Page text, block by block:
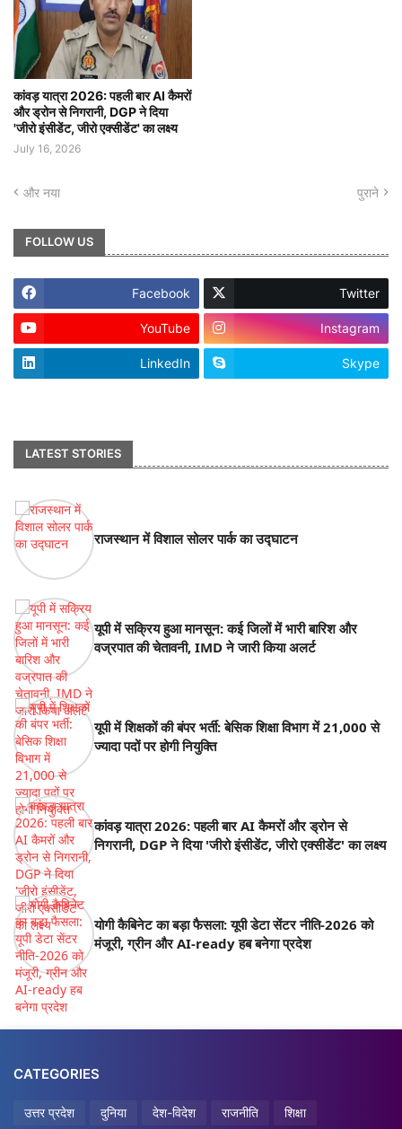
कांवड़ यात्रा 2026: पहली बार AI कैमरों
और ड्रोन से निगरानी, DGP ने दिया
'जीरो इंसीडेंट, जीरो एक्सीडेंट' का लक्ष्य
July 16, 2026
और नया पुराने
FOLLOW US
Facebook Twitter
YouTube Instagram
LinkedIn Skype
LATEST STORIES
राजस्थान में विशाल सोलर पार्क का उद्घाटन
यूपी में सक्रिय हुआ मानसून: कई जिलों में भारी बारिश और
वज्रपात की चेतावनी, IMD ने जारी किया अलर्ट
यूपी में शिक्षकों की बंपर भर्ती: बेसिक शिक्षा विभाग में 21,000 से
ज्यादा पदों पर होगी नियुक्ति
कांवड़ यात्रा 2026: पहली बार AI कैमरों और ड्रोन से
निगरानी, DGP ने दिया 'जीरो इंसीडेंट, जीरो एक्सीडेंट' का लक्ष्य
योगी कैबिनेट का बड़ा फैसला: यूपी डेटा सेंटर नीति-2026 को
मंजूरी, ग्रीन और AI-ready हब बनेगा प्रदेश
CATEGORIES
उत्तर प्रदेश दुनिया देश-विदेश राजनीति शिक्षा